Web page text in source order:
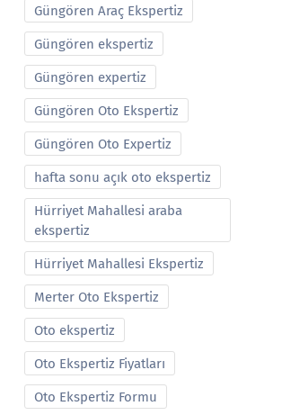
Güngören Araç Ekspertiz
Güngören ekspertiz
Güngören expertiz
Güngören Oto Ekspertiz
Güngören Oto Expertiz
hafta sonu açık oto ekspertiz
Hürriyet Mahallesi araba
ekspertiz
Hürriyet Mahallesi Ekspertiz
Merter Oto Ekspertiz
Oto ekspertiz
Oto Ekspertiz Fiyatları
Oto Ekspertiz Formu